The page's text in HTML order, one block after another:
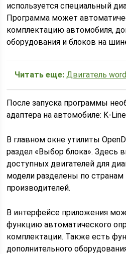
используется специальный
Программа может
комплектацию автомобиля,
оборудования и блоков на
Читать еще: Двигатель
После запуска программы
адаптера на автомобиле: K-
В главном окне утилиты
раздел «Выбор блока». Здесь
доступных двигателей для
модели разделены по
производителей.
В интерфейсе приложения
функцию автоматического
комплектации. Также есть
дополнительного